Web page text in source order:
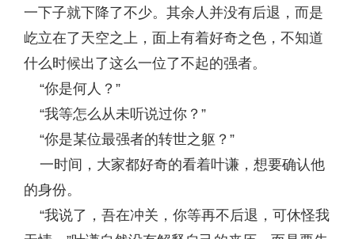
一下子就下降了不少。其余人并没有后退，而是
屹立在了天空之上，面上有着好奇之色，不知道
什么时候出了这么一位了不起的强者。
“你是何人？”
“我等怎么从未听说过你？”
“你是某位最强者的转世之躯？”
一时间，大家都好奇的看着叶谦，想要确认他
的身份。
“我说了，吾在冲关，你等再不后退，可休怪我